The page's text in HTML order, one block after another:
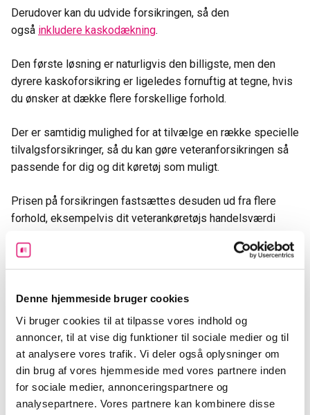
Denne hjemmeside bruger cookies
Vi bruger cookies til at tilpasse vores indhold og
annoncer, til at vise dig funktioner til sociale medier og til
at analysere vores trafik. Vi deler også oplysninger om
din brug af vores hjemmeside med vores partnere inden
for sociale medier, annonceringspartnere og
analysepartnere. Vores partnere kan kombinere disse
Derudover kan du udvide forsikringen, så den
også inkludere kaskodækning.
Den første løsning er naturligvis den billigste, men den
dyrere kaskoforsikring er ligeledes fornuftig at tegne, hvis
du ønsker at dække flere forskellige forhold.
Der er samtidig mulighed for at tilvælge en række specielle
tilvalgsforsikringer, så du kan gøre veteranforsikringen så
passende for dig og dit køretøj som muligt.
Prisen på forsikringen fastsættes desuden ud fra flere
forhold, eksempelvis dit veterankøretøjs handelsværdi
Hos forsikringsselskabetGF Forsikringforsikres køretøjer
Selskabet Alm. Brand tilbyder ligeledes 25 procent rabat på
veterankøretøjsforsikring nummer to, hvis du er den heldige
ejer af flere smukke veterankøretøjer.
Læs mere: Billig bilforsikring